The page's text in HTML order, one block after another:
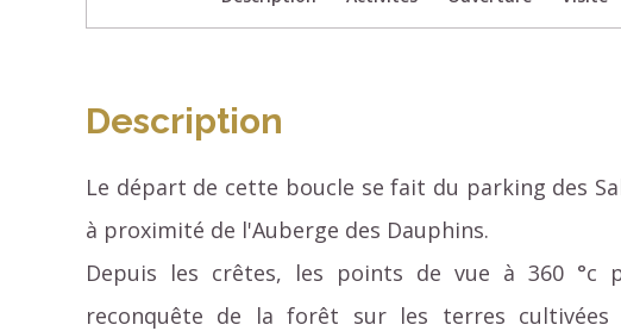
Description
Le départ de cette boucle se fait du parking des
à proximité de l'Auberge des Dauphins.
Depuis les crêtes, les points de vue à 360 °c
reconquête de la forêt sur les terres